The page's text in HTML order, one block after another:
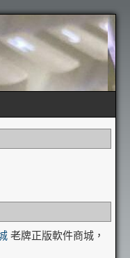
老牌正版軟件商城，